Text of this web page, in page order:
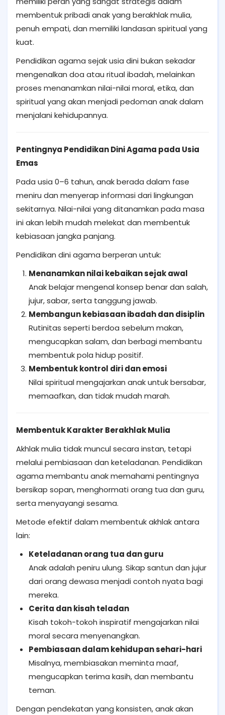
membentuk pribadi anak yang berakhlak mulia,
penuh empati, dan memiliki landasan spiritual yang
kuat.
Pendidikan agama sejak usia dini bukan sekadar
mengenalkan doa atau ritual ibadah, melainkan
proses menanamkan nilai-nilai moral, etika, dan
spiritual yang akan menjadi pedoman anak dalam
menjalani kehidupannya.
Pentingnya Pendidikan Dini Agama pada Usia
Emas
Pada usia 0–6 tahun, anak berada dalam fase
meniru dan menyerap informasi dari lingkungan
sekitarnya. Nilai-nilai yang ditanamkan pada masa
ini akan lebih mudah melekat dan membentuk
kebiasaan jangka panjang.
Pendidikan dini agama berperan untuk:
Menanamkan nilai kebaikan sejak awal
Anak belajar mengenal konsep benar dan salah,
jujur, sabar, serta tanggung jawab.
Membangun kebiasaan ibadah dan disiplin
Rutinitas seperti berdoa sebelum makan,
mengucapkan salam, dan berbagi membantu
membentuk pola hidup positif.
Membentuk kontrol diri dan emosi
Nilai spiritual mengajarkan anak untuk bersabar,
memaafkan, dan tidak mudah marah.
Membentuk Karakter Berakhlak Mulia
Akhlak mulia tidak muncul secara instan, tetapi
melalui pembiasaan dan keteladanan. Pendidikan
agama membantu anak memahami pentingnya
bersikap sopan, menghormati orang tua dan guru,
serta menyayangi sesama.
Metode efektif dalam membentuk akhlak antara
lain:
Keteladanan orang tua dan guru
Anak adalah peniru ulung. Sikap santun dan jujur
dari orang dewasa menjadi contoh nyata bagi
mereka.
Cerita dan kisah teladan
Kisah tokoh-tokoh inspiratif mengajarkan nilai
moral secara menyenangkan.
Pembiasaan dalam kehidupan sehari-hari
Misalnya, membiasakan meminta maaf,
mengucapkan terima kasih, dan membantu
teman.
Dengan pendekatan yang konsisten, anak akan